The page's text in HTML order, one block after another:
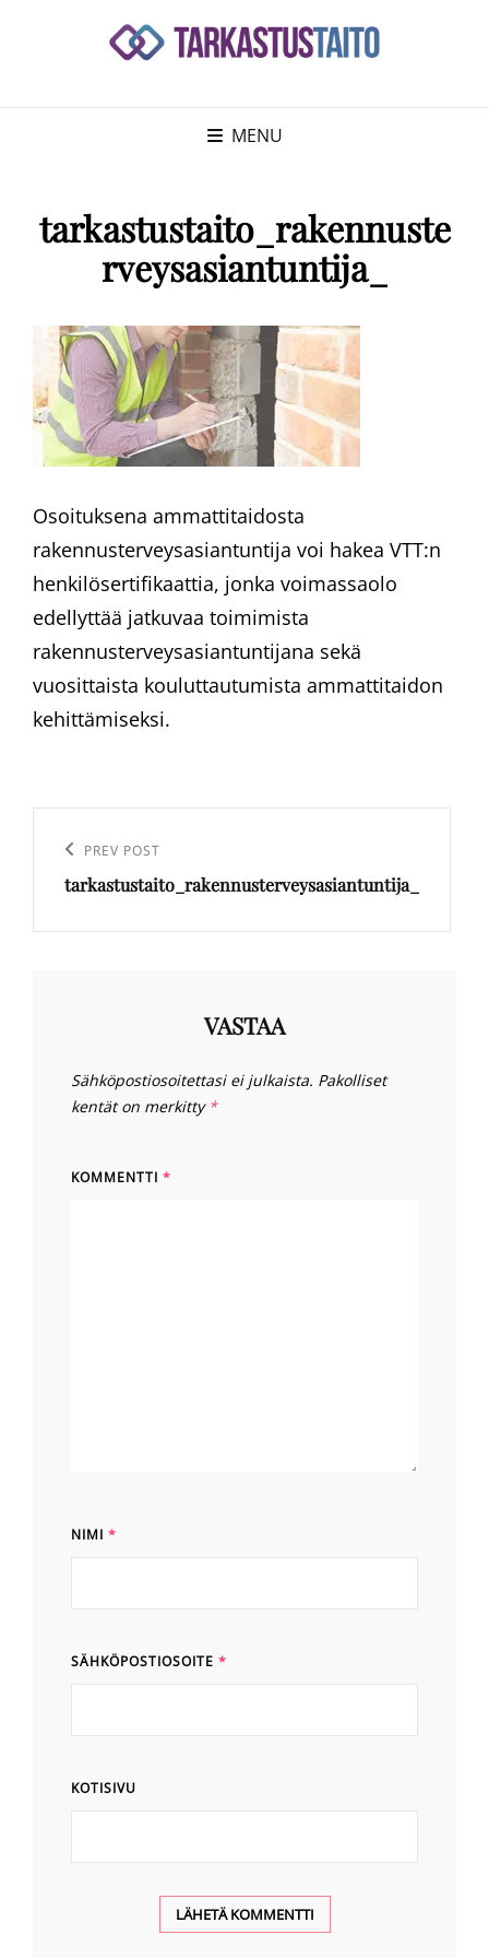
MENU
tarkastustaito_rakennuste
rveysasiantuntija_
Osoituksena ammattitaidosta
rakennusterveysasiantuntija voi hakea VTT:n
henkilösertifikaattia, jonka voimassaolo
edellyttää jatkuvaa toimimista
rakennusterveysasiantuntijana sekä
vuosittaista kouluttautumista ammattitaidon
kehittämiseksi.
selaus
Previous
Post
PREV POST
tarkastustaito_rakennusterveysasiantuntija_
VASTAA
Sähköpostiosoitettasi ei julkaista. Pakolliset
kentät on merkitty *
KOMMENTTI *
NIMI *
SÄHKÖPOSTIOSOITE *
KOTISIVU